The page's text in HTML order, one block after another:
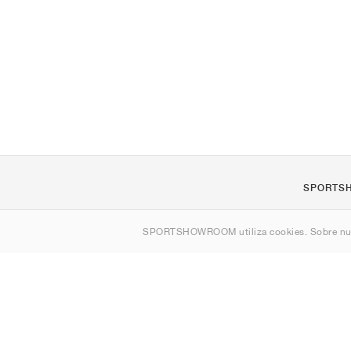
SPORTSHOWROOM utiliza cookies. Sobre
Contacto